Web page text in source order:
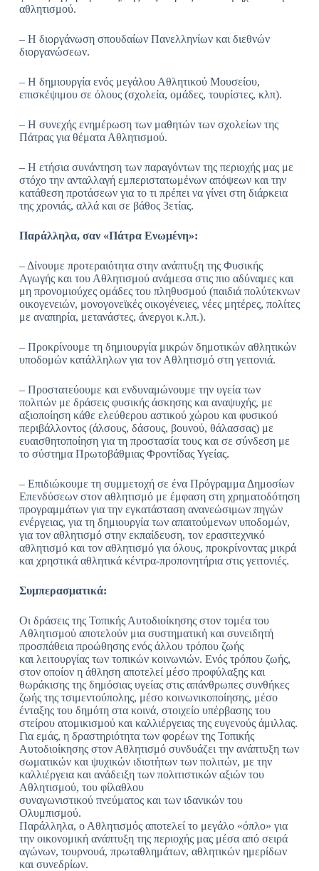
αθλητισμού.
– Η διοργάνωση σπουδαίων Πανελληνίων και διεθνών
διοργανώσεων.
– Η δημιουργία ενός μεγάλου Αθλητικού Μουσείου,
επισκέψιμου σε όλους (σχολεία, ομάδες, τουρίστες, κλπ).
– Η συνεχής ενημέρωση των μαθητών των σχολείων της
Πάτρας για θέματα Αθλητισμού.
– Η ετήσια συνάντηση των παραγόντων της περιοχής μας με
στόχο την ανταλλαγή εμπεριστατωμένων απόψεων και την
κατάθεση προτάσεων για το τι πρέπει να γίνει στη διάρκεια
της χρονιάς, αλλά και σε βάθος 3ετίας.
Παράλληλα, σαν «Πάτρα Ενωμένη»:
– Δίνουμε προτεραιότητα στην ανάπτυξη της Φυσικής
Αγωγής και του Αθλητισμού ανάμεσα στις πιο αδύναμες και
μη προνομιούχες ομάδες του πληθυσμού (παιδιά πολύτεκνων
οικογενειών, μονογονεϊκές οικογένειες, νέες μητέρες, πολίτες
με αναπηρία, μετανάστες, άνεργοι κ.λπ.).
– Προκρίνουμε τη δημιουργία μικρών δημοτικών αθλητικών
υποδομών κατάλληλων για τον Αθλητισμό στη γειτονιά.
– Προστατεύουμε και ενδυναμώνουμε την υγεία των
πολιτών με δράσεις φυσικής άσκησης και αναψυχής, με
αξιοποίηση κάθε ελεύθερου αστικού χώρου και φυσικού
περιβάλλοντος (άλσους, δάσους, βουνού, θάλασσας) με
ευαισθητοποίηση για τη προστασία τους και σε σύνδεση με
το σύστημα Πρωτοβάθμιας Φροντίδας Υγείας.
– Επιδιώκουμε τη συμμετοχή σε ένα Πρόγραμμα Δημοσίων
Επενδύσεων στον αθλητισμό με έμφαση στη χρηματοδότηση
προγραμμάτων για την εγκατάσταση ανανεώσιμων πηγών
ενέργειας, για τη δημιουργία των απαιτούμενων υποδομών,
για τον αθλητισμό στην εκπαίδευση, τον ερασιτεχνικό
αθλητισμό και τον αθλητισμό για όλους, προκρίνοντας μικρά
και χρηστικά αθλητικά κέντρα-προπονητήρια στις γειτονιές.
Συμπερασματικά:
Οι δράσεις της Τοπικής Αυτοδιοίκησης στον τομέα του
Αθλητισμού αποτελούν μια συστηματική και συνειδητή
προσπάθεια προώθησης ενός άλλου τρόπου ζωής
και λειτουργίας των τοπικών κοινωνιών. Ενός τρόπου ζωής,
στον οποίον η άθληση αποτελεί μέσο προφύλαξης και
θωράκισης της δημόσιας υγείας στις απάνθρωπες συνθήκες
ζωής της τσιμεντούπολης, μέσο κοινωνικοποίησης, μέσο
ένταξης του δημότη στα κοινά, στοιχείο υπέρβασης του
στείρου ατομικισμού και καλλιέργειας της ευγενούς άμιλλας.
Για εμάς, η δραστηριότητα των φορέων της Τοπικής
Αυτοδιοίκησης στον Αθλητισμό συνδυάζει την ανάπτυξη των
σωματικών και ψυχικών ιδιοτήτων των πολιτών, με την
καλλιέργεια και ανάδειξη των πολιτιστικών αξιών του
Αθλητισμού, του φίλαθλου
συναγωνιστικού πνεύματος και των ιδανικών του
Ολυμπισμού.
Παράλληλα, ο Αθλητισμός αποτελεί το μεγάλο «όπλο» για
την οικονομική ανάπτυξη της περιοχής μας μέσα από σειρά
αγώνων, τουρνουά, πρωταθλημάτων, αθλητικών ημερίδων
και συνεδρίων.